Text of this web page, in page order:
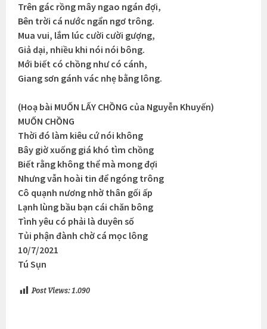
Trên gác rồng mây ngao ngán đợi,
Bên trời cá nước ngẩn ngơ trông.
Mua vui, lắm lúc cười cười gượng,
Giả dại, nhiều khi nói nói bông.
Mới biết có chồng như có cánh,
Giang sơn gánh vác nhẹ bằng lông.
(Hoạ bài MUỐN LẤY CHỒNG của Nguyễn Khuyến)
MUỐN CHỒNG
Thời đó làm kiêu cứ nói không
Bây giờ xuống giá khó tìm chồng
Biết rằng không thể mà mong đợi
Nhưng vẫn hoài tin để ngóng trông
Cô quạnh nương nhờ thân gối ấp
Lạnh lùng bầu bạn cái chăn bông
Tình yêu có phải là duyên số
Tủi phận đành chờ cá mọc lông
10/7/2021
Tú Sụn
Post Views: 1.090